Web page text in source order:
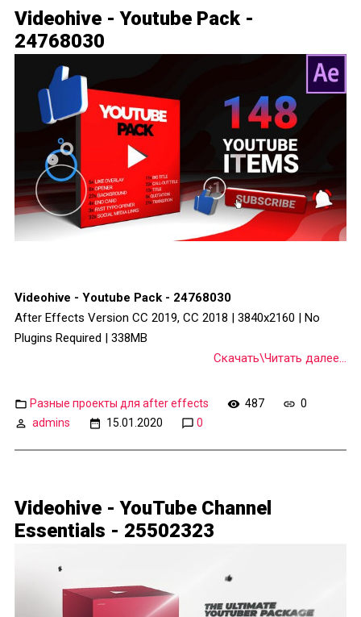
Videohive - Youtube Pack -
24768030
Videohive - Youtube Pack - 24768030
After Effects Version CC 2019, CC 2018 | 3840x2160 | No
Plugins Required | 338MB
Скачать\Читать далее...
Разные проекты для after effects 487
0
admins
15.01.2020 0
Videohive - YouTube Channel
Essentials - 25502323